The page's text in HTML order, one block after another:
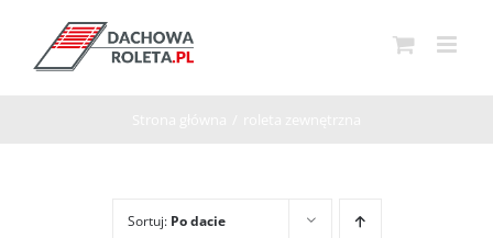
zawartości
Sortuj: Po dacie